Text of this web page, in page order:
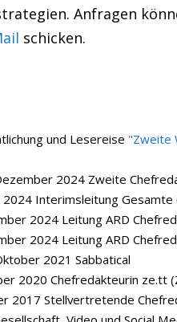
Anfragen
schicken.
und Lesereise "Zweite
2024 Zweite
2024 Interimsleitung Gesamte
2024 Leitung ARD
2024 Leitung ARD
2021 Sabbatical
2020 Chefredakteurin ze.tt
2017 Stellvertretende